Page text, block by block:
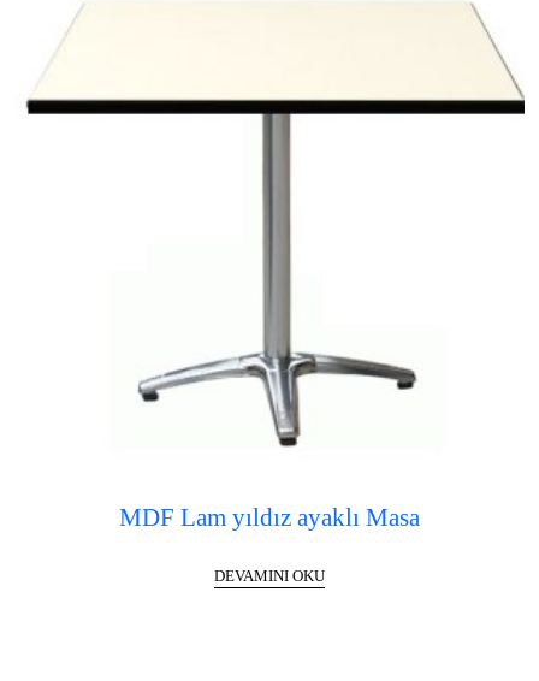
MDF Lam yıldız ayaklı Masa
DEVAMINI OKU